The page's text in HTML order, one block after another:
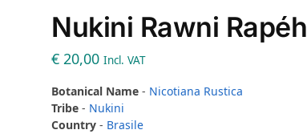
Nukini Rawni Rapéh
€ 20,00 Incl. VAT
Botanical Name - Nicotiana Rustica
Tribe - Nukini
Country - Brasile